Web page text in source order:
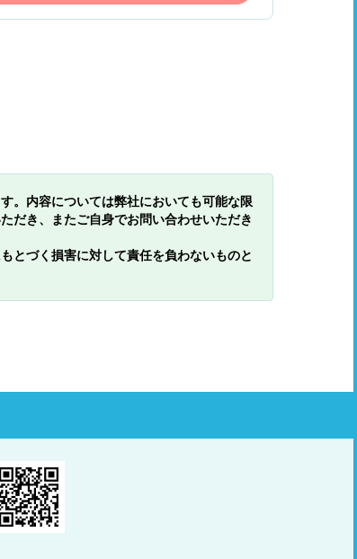
。内容については弊社においても可能な限
だき、またご自身でお問い合わせいただき
とづく損害に対して責任を負わないものと